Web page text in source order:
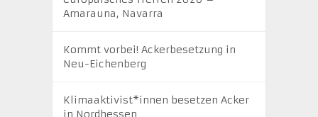
Amarauna, Navarra
Kommt vorbei! Ackerbesetzung in
Neu-Eichenberg
Klimaaktivist*innen besetzen Acker
in Nordhessen